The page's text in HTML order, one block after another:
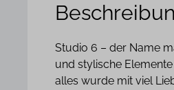
Studio 6 – der Name
und stylische
alles wurde mit viel